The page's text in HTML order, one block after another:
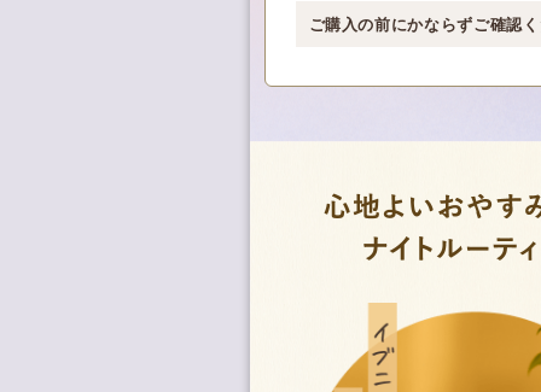
ご購入の前にかならずご確認